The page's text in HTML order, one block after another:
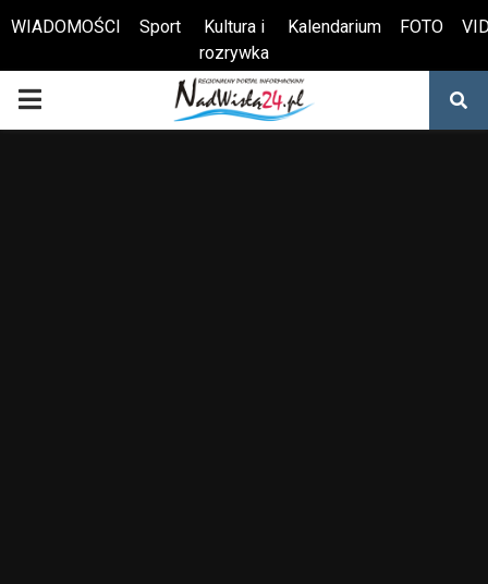
Otwórz pasek narzędzi
WIADOMOŚCI Sport
Kultura i
rozrywka
Kalendarium FOTO
PRIMARY